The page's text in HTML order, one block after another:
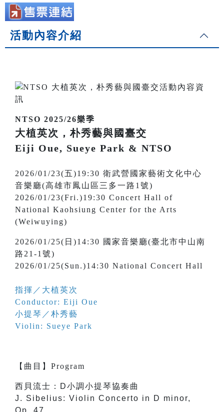
活動內容介紹
NTSO 2025/26樂季
大植英次，朴秀藝與國臺交
Eiji Oue, Sueye Park & NTSO
2026/01/23(五)19:30 衛武營國家藝術文化中心
音樂廳(高雄市鳳山區三多一路1號)
2026/01/23(Fri.)19:30 Concert Hall of
National Kaohsiung Center for the Arts
(Weiwuying)
2026/01/25(日)14:30 國家音樂廳(臺北市中山南
路21-1號)
2026/01/25(Sun.)14:30 National Concert Hall
指揮／大植英次
Conductor: Eiji Oue
小提琴／朴秀藝
Violin: Sueye Park
【 曲目 】 Program
西貝流士：D小調小提琴協奏曲
J. Sibelius: Violin Concerto in D minor,